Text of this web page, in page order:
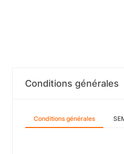
Conditions générales
Conditions générales